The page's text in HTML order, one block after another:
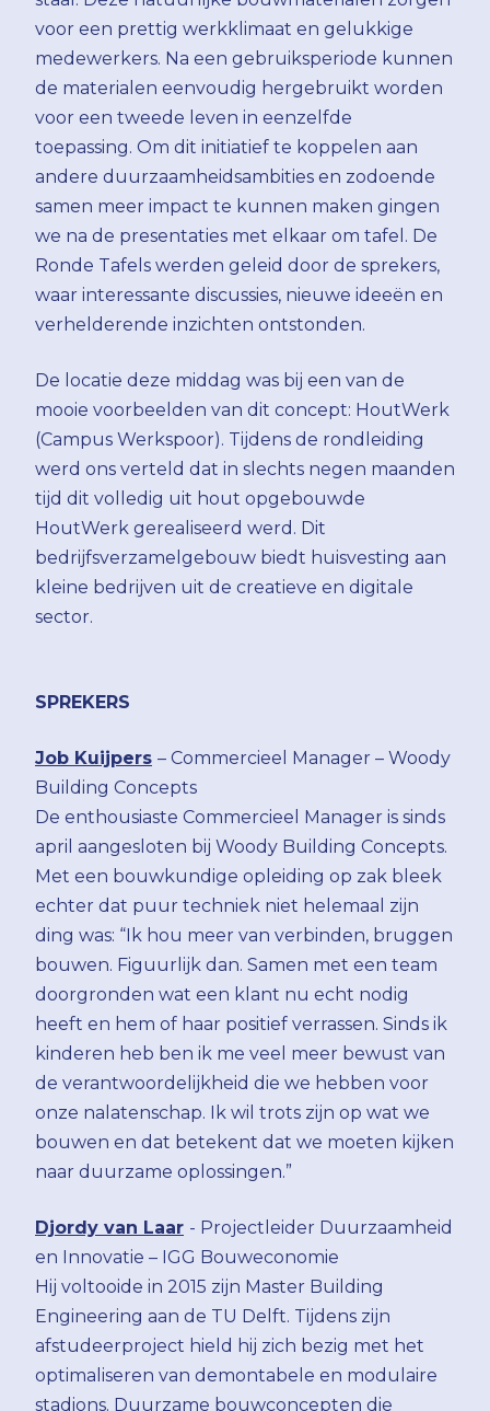
voor een prettig werkklimaat en gelukkige
medewerkers. Na een gebruiksperiode kunnen
de materialen eenvoudig hergebruikt worden
voor een tweede leven in eenzelfde
toepassing. Om dit initiatief te koppelen aan
andere duurzaamheidsambities en zodoende
samen meer impact te kunnen maken gingen
we na de presentaties met elkaar om tafel. De
Ronde Tafels werden geleid door de sprekers,
waar interessante discussies, nieuwe ideeën en
verhelderende inzichten ontstonden.
De locatie deze middag was bij een van de
mooie voorbeelden van dit concept: HoutWerk
(Campus Werkspoor). Tijdens de rondleiding
werd ons verteld dat in slechts negen maanden
tijd dit volledig uit hout opgebouwde
HoutWerk gerealiseerd werd. Dit
bedrijfsverzamelgebouw biedt huisvesting aan
kleine bedrijven uit de creatieve en digitale
sector.
SPREKERS
Job Kuijpers – Commercieel Manager – Woody
Building Concepts
De enthousiaste Commercieel Manager is sinds
april aangesloten bij Woody Building Concepts.
Met een bouwkundige opleiding op zak bleek
echter dat puur techniek niet helemaal zijn
ding was: “Ik hou meer van verbinden, bruggen
bouwen. Figuurlijk dan. Samen met een team
doorgronden wat een klant nu echt nodig
heeft en hem of haar positief verrassen. Sinds ik
kinderen heb ben ik me veel meer bewust van
de verantwoordelijkheid die we hebben voor
onze nalatenschap. Ik wil trots zijn op wat we
bouwen en dat betekent dat we moeten kijken
naar duurzame oplossingen.”
Djordy van Laar - Projectleider Duurzaamheid
en Innovatie – IGG Bouweconomie
Hij voltooide in 2015 zijn Master Building
Engineering aan de TU Delft. Tijdens zijn
afstudeerproject hield hij zich bezig met het
optimaliseren van demontabele en modulaire
stadions. Duurzame bouwconcepten die